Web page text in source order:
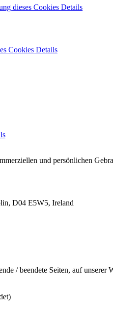
dieses Cookies Details
Cookies Details
und persönlichen
D04 E5W5, Ireland
/ beendete Seiten, auf unserer